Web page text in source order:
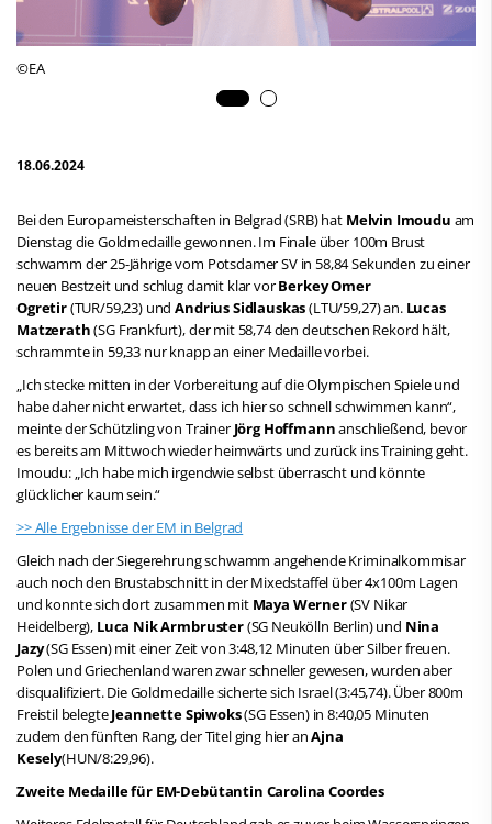
©EA
18.06.2024
Bei den Europameisterschaften in Belgrad (SRB) hat Melvin Imoudu am
Dienstag die Goldmedaille gewonnen. Im Finale über 100m Brust
schwamm der 25-Jährige vom Potsdamer SV in 58,84 Sekunden zu einer
neuen Bestzeit und schlug damit klar vorBerkey Omer
Ogretir(TUR/59,23) undAndrius Sidlauskas(LTU/59,27) an. Lucas
Matzerath(SG Frankfurt), der mit 58,74 den deutschen Rekord hält,
schrammte in 59,33 nur knapp an einer Medaille vorbei.
„Ich stecke mitten in der Vorbereitung auf die Olympischen Spiele und
habe daher nicht erwartet, dass ich hier so schnell schwimmen kann“,
meinte der Schützling von Trainer Jörg Hoffmannanschließend, bevor
es bereits am Mittwoch wieder heimwärts und zurück ins Training geht.
Imoudu: „Ich habe mich irgendwie selbst überrascht und könnte
glücklicher kaum sein.“
>> Alle Ergebnisse der EM in Belgrad
Gleich nach der Siegerehrung schwamm angehende Kriminalkommisar
auch noch den Brustabschnitt in der Mixedstaffel über 4x100m Lagen
und konnte sich dort zusammen mit Maya Werner(SV Nikar
Heidelberg), Luca Nik Armbruster(SG Neukölln Berlin) und Nina
Jazy(SG Essen) mit einer Zeit von 3:48,12 Minuten über Silber freuen.
Polen und Griechenland waren zwar schneller gewesen, wurden aber
disqualifiziert. Die Goldmedaille sicherte sich Israel (3:45,74). Über 800m
Freistil belegteJeannette Spiwoks(SG Essen) in 8:40,05 Minuten
zudem den fünften Rang, der Titel ging hier anAjna
Kesely(HUN/8:29,96).
Zweite Medaille für EM-Debütantin Carolina Coordes